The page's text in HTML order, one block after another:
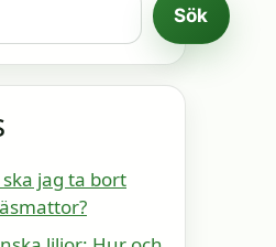
Sök
ska jag ta bort